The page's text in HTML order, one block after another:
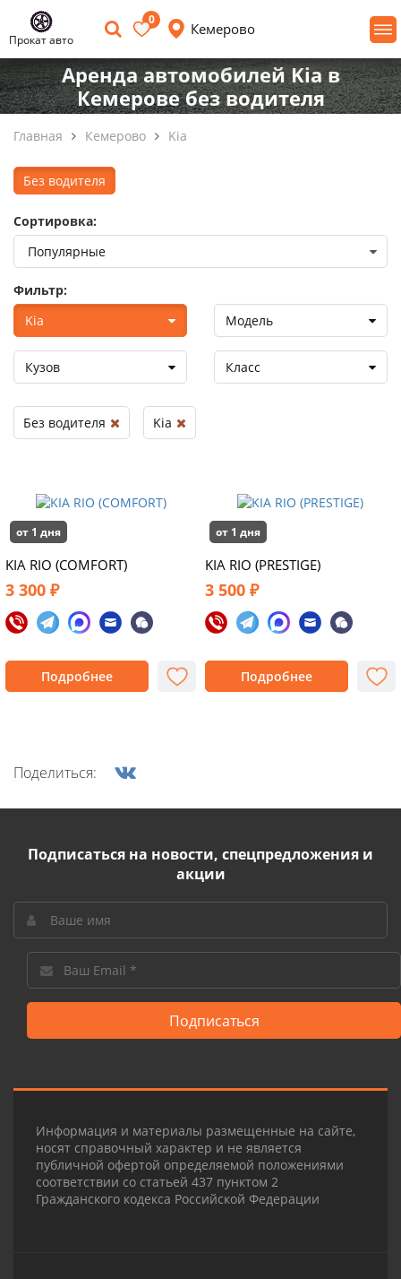
Прокат авто
0
Кемерово
Аренда автомобилей Kia в
Кемерове без водителя
Главная Кемерово Kia
от 1 дня
KIA RIO (COMFORT)
3 300 ₽
Подробнее
от 1 дня
KIA RIO (PRESTIGE)
3 500 ₽
Подробнее
Поделиться:
Без водителя
Сортировка:
Фильтр:
Kia
Модель
Кузов Класс
Без водителя Kia
Подписаться на новости, спецпредложения и
акции
Подписаться
Информация и материалы размещенные на сайте,
носят справочный характер и не является
публичной офертой определяемой положениями
соответствии со статьей 437 пунктом 2
Гражданского кодекса Российской Федерации